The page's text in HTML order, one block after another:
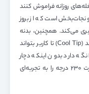
روزانه فراموش کنند
است که از بروز
می‌کند. همچنین، بدنه
دستگاه در قسمت نوک صفحات خنک می‌ماند (Cool Tip) تا کاربر بتواند
دارد بدون اینکه دچار
سوختگی شود. این تدابیر ایمنی، کار با حرارت ۲۳۰ درجه را به تجربه‌ای